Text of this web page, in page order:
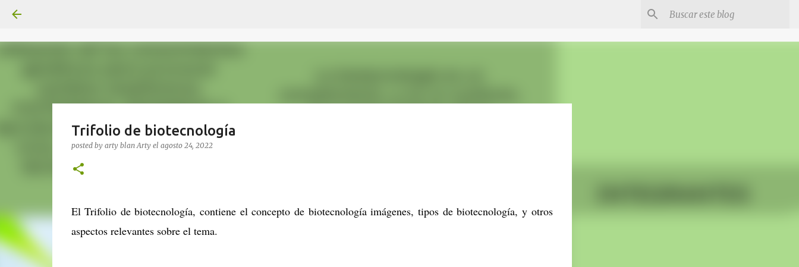
Trifolio de biotecnología
posted by arty blanArty el agosto 24, 2022
El Trifolio de biotecnología, contiene el concepto de biotecnología imágenes, tipos de biotecnología, y otros
aspectos relevantes sobre el tema.